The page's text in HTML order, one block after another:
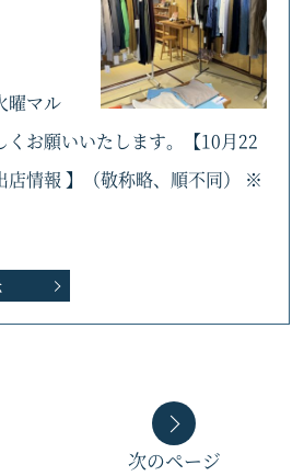
曜マル
くお願いいたします。【10月22
店情報 】（敬称略、順不同） ※
次のページ